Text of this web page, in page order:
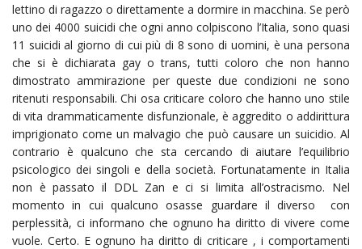
lettino di ragazzo o direttamente a dormire in macchina. Se però
uno dei 4000 suicidi che ogni anno colpiscono l’Italia, sono quasi
11 suicidi al giorno di cui più di 8 sono di uomini, è una persona
che si è dichiarata gay o trans, tutti coloro che non hanno
dimostrato ammirazione per queste due condizioni ne sono
ritenuti responsabili. Chi osa criticare coloro che hanno uno stile
di vita drammaticamente disfunzionale, è aggredito o addirittura
imprigionato come un malvagio che può causare un suicidio. Al
contrario è qualcuno che sta cercando di aiutare l’equilibrio
psicologico dei singoli e della società. Fortunatamente in Italia
non è passato il DDL Zan e ci si limita all’ostracismo. Nel
momento in cui qualcuno osasse guardare il diverso con
perplessità, ci informano che ognuno ha diritto di vivere come
vuole. Certo. E ognuno ha diritto di criticare , i comportamenti